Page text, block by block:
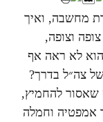
מחשבה, ואיך
וצופה,
לא ראה אף
צה״ל בדרך?
שאסור להחמיץ,
אמפטיה וחמלה